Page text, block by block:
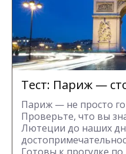
Тест: Париж —
Париж — не просто
Проверьте, что вы
Лютеции до наших
Готовы к прогулке